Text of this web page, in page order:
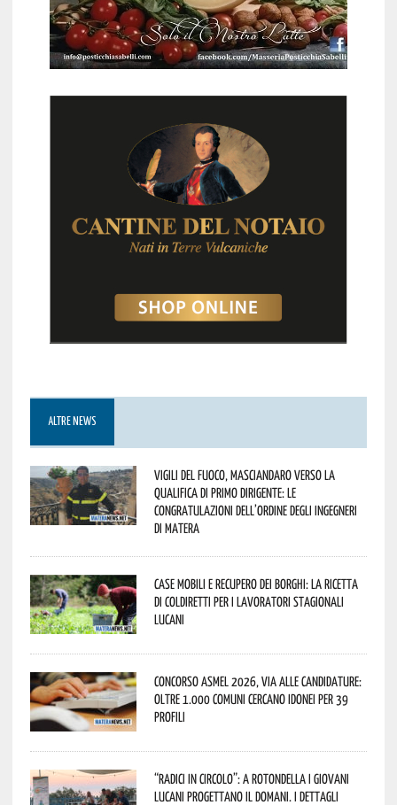
ALTRE NEWS
Vigili del Fuoco, Masciandaro verso la
qualifica di Primo Dirigente: le
congratulazioni dell’Ordine degli Ingegneri
di Matera
Case mobili e recupero dei borghi: la ricetta
di Coldiretti per i lavoratori stagionali
lucani
Concorso Asmel 2026, via alle candidature:
oltre 1.000 Comuni cercano idonei per 39
profili
“Radici in Circolo”: a Rotondella i giovani
lucani progettano il domani. I dettagli